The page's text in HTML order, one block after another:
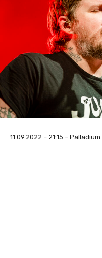
11.09.2022 – 21:15 – Palladium